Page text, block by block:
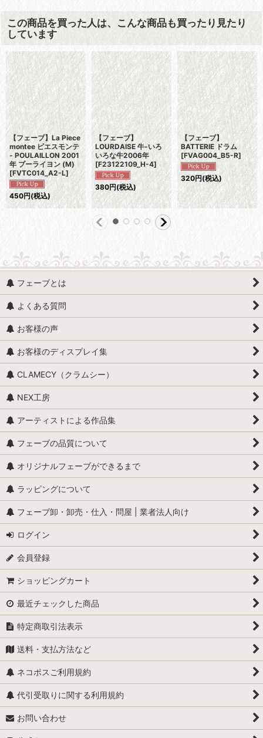
この商品を買った人は、こんな商品も買ったり見たり
しています
【フェーブ】La Piece
montee ピエスモンテ
- POULAILLON 2001
年 プーライヨン (M)
[FVTC014_A2-L]
450円(税込)
【フェーブ】
LOURDAISE 牛-いろ
いろな牛2006年
[F23122109_H-4]
380円(税込)
【フェーブ】
BATTERIE ドラム
[FVAG004_B5-R]
320円(税込)
フェーブとは
よくある質問
お客様の声
お客様のディスプレイ集
CLAMECY（クラムシー）
NEX工房
アーティストによる作品集
フェーブの品質について
オリジナルフェーブができるまで
ラッピングについて
フェーブ卸・卸売・仕入・問屋 | 業者法人向け
ログイン
会員登録
ショッピングカート
最近チェックした商品
特定商取引法表示
送料・支払方法など
ネコポスご利用規約
代引受取りに関する利用規約
お問い合わせ